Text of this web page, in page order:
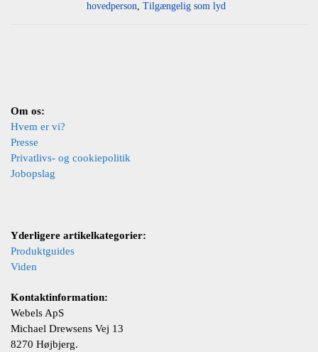
hovedperson, Tilgængelig som lyd
Om os:
Hvem er vi?
Presse
Privatlivs- og cookiepolitik
Jobopslag
Yderligere artikelkategorier:
Produktguides
Viden
Kontaktinformation:
Webels ApS
Michael Drewsens Vej 13
8270 Højbjerg.